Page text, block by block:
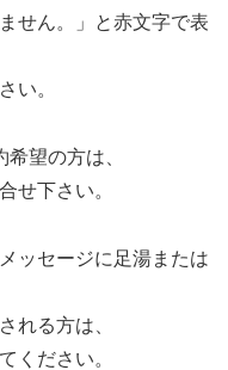
せん。」と赤文字で表
い。
望の方は、
せ下さい。
ッセージに足湯または
れる方は、
ください。